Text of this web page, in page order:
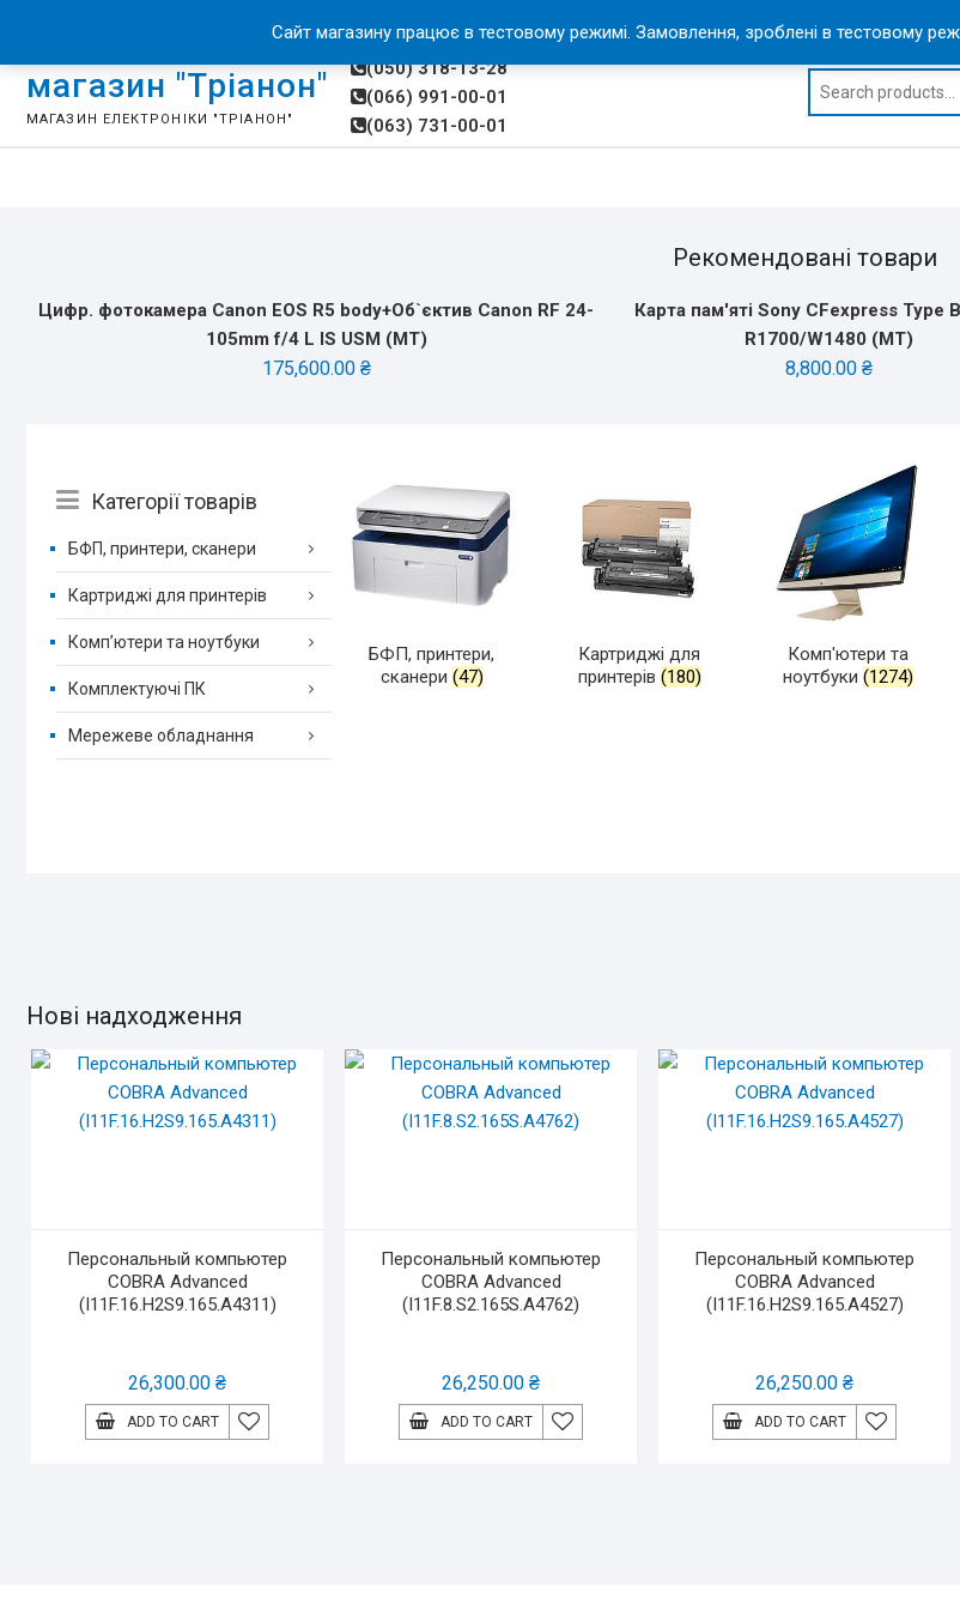
content
м.Миколаїв, вул.Московська, 40 | Повернення та обмин
магазин "Тріанон"
МАГАЗИН ЕЛЕКТРОНІКИ "ТРІАНОН"
(050) 318-13-28
(066) 991-00-01
(063) 731-00-01
Рекомендовані товари
Цифр. фотокамера Canon EOS R5 body+Об`єктив Canon RF 24-
105mm f/4 L IS USM (MT)
175,600.00 ₴
Карта пам'яті Sony CFexpress Type
R1700/W1480 (MT)
8,800.00 ₴
Menu
Категорії товарів
БФП, принтери, сканери
Картриджі для принтерів
Комп’ютери та ноутбуки
Комплектуючі ПК
Мережеве обладнання
БФП, принтери,
сканери (47)
Картриджі для
принтерів (180)
Комп'ютери та
ноутбуки (1274)
Нові надходження
Персональный компьютер
COBRA Advanced
(I11F.16.H2S9.165.A4311)
26,300.00 ₴
ADD TO CART
Персональный компьютер
COBRA Advanced
(I11F.8.S2.165S.A4762)
26,250.00 ₴
ADD TO CART
Персональный компьютер
COBRA Advanced
(I11F.16.H2S9.165.A4527)
26,250.00 ₴
ADD TO CART
Сайт магазину працює в тестовому режимі. Замовлення, зроблені в тестовому